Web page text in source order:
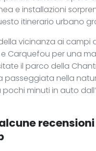
e installazioni
itinerario urbano
vicinanza ai campi
e Carquefou per una
il parco della
passeggiata nella
minuti in auto